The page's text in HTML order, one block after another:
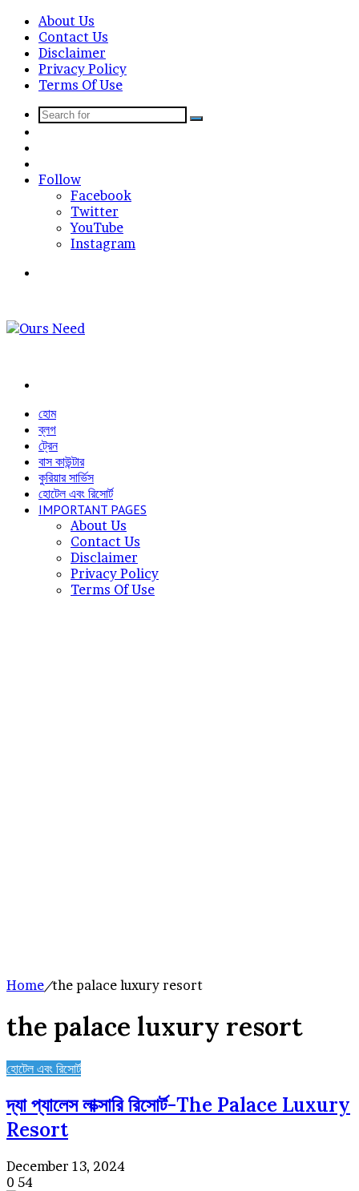
About Us
Contact Us
Disclaimer
Privacy Policy
Terms Of Use
Search
In
Follow
Facebook
Twitter
YouTube
Instagram
হোম
ব্লগ
ট্রেন
বাস কাউন্টার
কুরিয়ার সার্ভিস
হোটেল এবং রিসোর্ট
IMPORTANT PAGES
About Us
Contact Us
Disclaimer
Privacy Policy
Terms Of Use
Home/the palace luxury resort
the palace luxury resort
হোটেল এবং রিসোর্ট
দ্যা প্যালেস লাক্সারি রিসোর্ট-The Palace Luxury
Resort
December 13, 2024
0 54